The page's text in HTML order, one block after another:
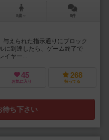
8歳～ 8件
えられた指示通りにブロック
に到達したら、ゲーム終了で
ヤー...
45
お気に入り
268
持ってる
待ち下さい